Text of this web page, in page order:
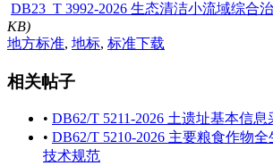
DB23_T 3992-2026 生态清洁小流域综合
KB)
地方标准, 地标, 标准下载
相关帖子
• DB62/T 5211-2026 土遗址基本信
• DB62/T 5210-2026 主要粮食作物
技术规范